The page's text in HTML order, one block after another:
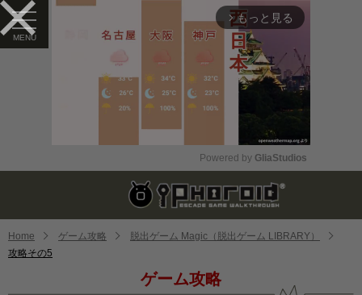
arrow_forward_ios もっと見る
Mute
Powered by GliaStudios
Home ゲーム攻略
脱出ゲーム Magic（脱出ゲーム LIBRARY）
攻略その5
ゲーム攻略